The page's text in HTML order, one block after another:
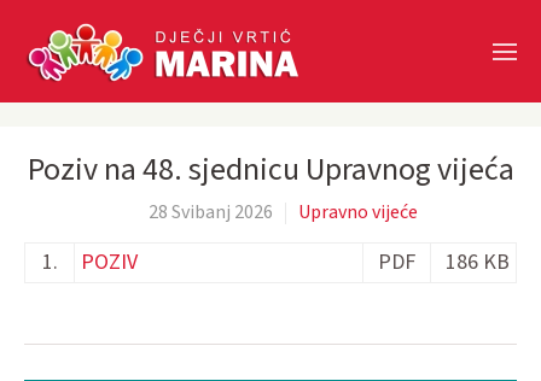
Skip to main content
Poziv na 48. sjednicu Upravnog vijeća
28 Svibanj 2026 Upravno vijeće
1. POZIV PDF 186 KB